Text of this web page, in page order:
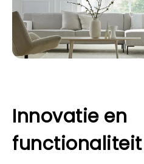
Innovatie en
functionaliteit